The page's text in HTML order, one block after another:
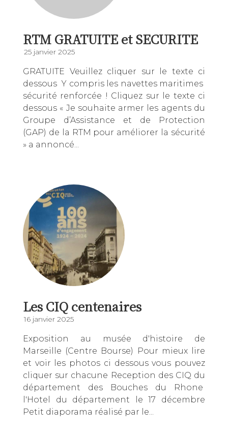
RTM GRATUITE et SECURITE
25 janvier 2025
GRATUITE Veuillez cliquer sur le texte ci
dessous Y compris les navettes maritimes
sécurité renforcée ! Cliquez sur le texte ci
dessous « Je souhaite armer les agents du
Groupe d’Assistance et de Protection
(GAP) de la RTM pour améliorer la sécurité
» a annoncé...
Les CIQ centenaires
16 janvier 2025
Exposition au musée d'histoire de
Marseille (Centre Bourse) Pour mieux lire
et voir les photos ci dessous vous pouvez
cliquer sur chacune Reception des CIQ du
département des Bouches du Rhone
l'Hotel du département le 17 décembre
Petit diaporama réalisé par le...